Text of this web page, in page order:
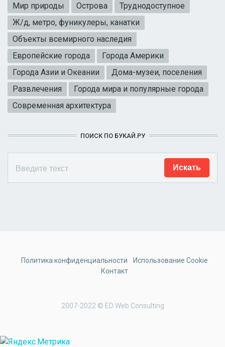
Мир природы
Острова
Труднодоступное
Ж/д, метро, фуникулеры, канатки
Объекты всемирного наследия
Европейские города
Города Америки
Города Азии и Океании
Дома-музеи, поселения
Развлечения
Города мира и популярные города
Современная архитектура
ПОИСК ПО БУКАЙ.РУ
2007-2022 © ED Web Consulting
Политика конфиденциальности
Использование Cookie
Контакт